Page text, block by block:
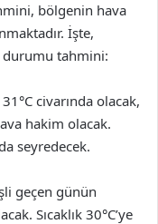
bölgenin hava
İşte,
tahmini:
31°C civarında olacak,
hakim olacak.
seyredecek.
geçen günün
Sıcaklık 30°C’ye